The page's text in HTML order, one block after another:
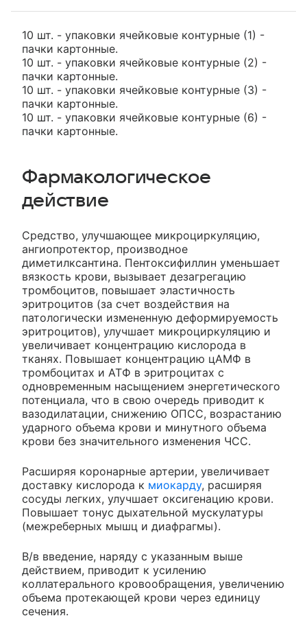
10 шт. - упаковки ячейковые контурные (1) -
пачки картонные.
10 шт. - упаковки ячейковые контурные (2) -
пачки картонные.
10 шт. - упаковки ячейковые контурные (3) -
пачки картонные.
10 шт. - упаковки ячейковые контурные (6) -
пачки картонные.
Фармакологическое
действие
Средство, улучшающее микроциркуляцию,
ангиопротектор, производное
диметилксантина. Пентоксифиллин уменьшает
вязкость крови, вызывает дезагрегацию
тромбоцитов, повышает эластичность
эритроцитов (за счет воздействия на
патологически измененную деформируемость
эритроцитов), улучшает микроциркуляцию и
увеличивает концентрацию кислорода в
тканях. Повышает концентрацию цАМФ в
тромбоцитах и АТФ в эритроцитах с
одновременным насыщением энергетического
потенциала, что в свою очередь приводит к
вазодилатации, снижению ОПСС, возрастанию
ударного объема крови и минутного объема
крови без значительного изменения ЧСС.
Расширяя коронарные артерии, увеличивает
доставку кислорода к миокарду, расширяя
сосуды легких, улучшает оксигенацию крови.
Повышает тонус дыхательной мускулатуры
(межреберных мышц и диафрагмы).
В/в введение, наряду с указанным выше
действием, приводит к усилению
коллатерального кровообращения, увеличению
объема протекающей крови через единицу
сечения.